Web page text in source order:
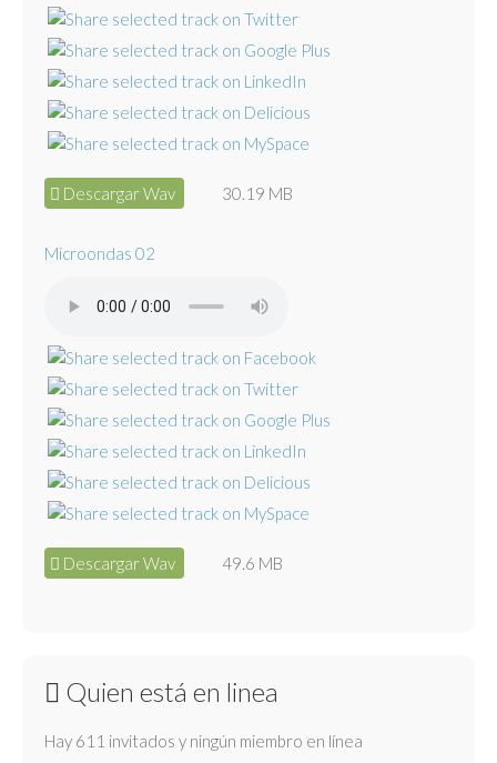
Descargar Wav 30.19 MB
Microondas 02
Descargar Wav 49.6 MB
Quien está en linea
Hay 611 invitados y ningún miembro en línea